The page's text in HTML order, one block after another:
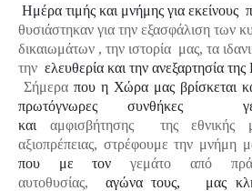
Ημέρα τιμής και μνήμης για εκείνους
θυσιάστηκαν για την εξασφάλιση των
δικαιωμάτων , την ιστορία μας, τα
την ελευθερία και την ανεξαρτησία της
Σήμερα που η Χώρα μας βρίσκεται
πρωτόγνωρες συνθήκες
και αμφισβήτησης της εθνικής
αξιοπρέπειας, στρέφουμε την μνήμη
που με τον γεμάτο από
αυτοθυσίας,
αγώνα τους, μας